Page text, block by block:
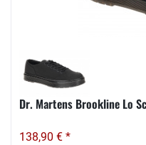
Dr. Martens Brookline Lo
138,90 € *